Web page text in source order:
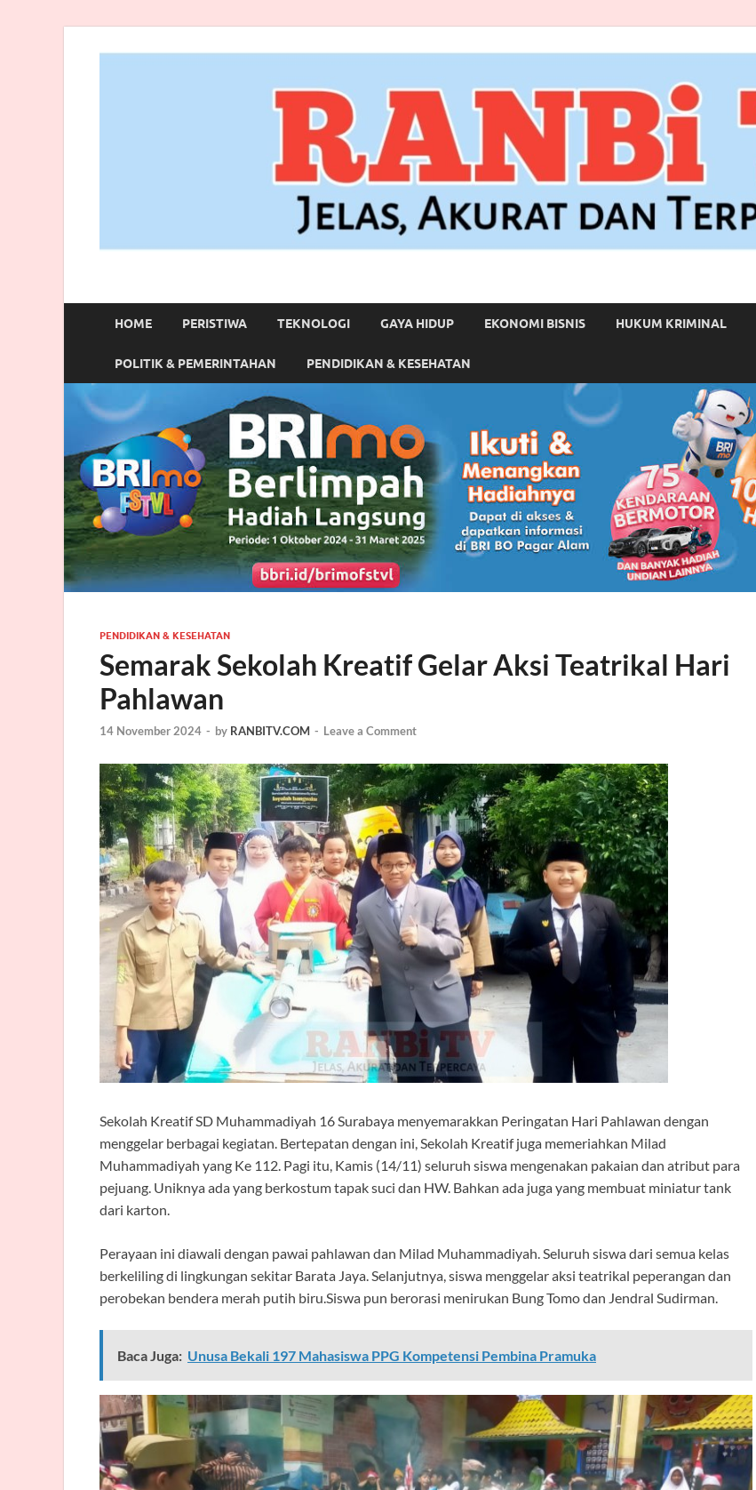
RANBITV.COM
HOME PERISTIWA TEKNOLOGI GAYA HIDUP EKONOMI BISNIS HUKUM KRIMINAL
POLITIK & PEMERINTAHAN PENDIDIKAN & KESEHATAN
PENDIDIKAN & KESEHATAN
Semarak Sekolah Kreatif Gelar Aksi Teatrikal Hari
Pahlawan
14 November 2024 - by RANBITV.COM - Leave a Comment
Sekolah Kreatif SD Muhammadiyah 16 Surabaya menyemarakkan Peringatan Hari Pahlawan dengan
menggelar berbagai kegiatan. Bertepatan dengan ini, Sekolah Kreatif juga memeriahkan Milad
Muhammadiyah yang Ke 112. Pagi itu, Kamis (14/11) seluruh siswa mengenakan pakaian dan atribut para
pejuang. Uniknya ada yang berkostum tapak suci dan HW. Bahkan ada juga yang membuat miniatur tank
dari karton.
Perayaan ini diawali dengan pawai pahlawan dan Milad Muhammadiyah. Seluruh siswa dari semua kelas
berkeliling di lingkungan sekitar Barata Jaya. Selanjutnya, siswa menggelar aksi teatrikal peperangan dan
perobekan bendera merah putih biru.Siswa pun berorasi menirukan Bung Tomo dan Jendral Sudirman.
Baca Juga: Unusa Bekali 197 Mahasiswa PPG Kompetensi Pembina Pramuka